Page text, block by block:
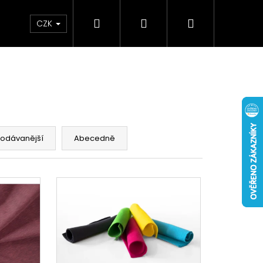
Kontakty Blog
CZK Hledat PřihlášeníNákupní
Abecedně